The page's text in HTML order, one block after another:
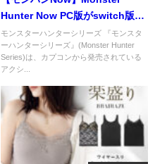
Hunter Now PC版がswitch版と
違い過ぎで高画質
モンスターハンターシリーズ 『モンスタ
ーハンターシリーズ』(Monster Hunter
Series)は、カプコンから発売されている
アクシ...